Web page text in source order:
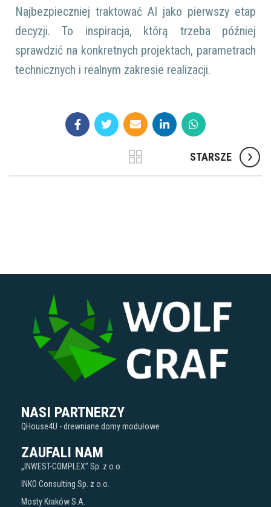
Najbezpieczniej traktować AI jako pierwszy etap
decyzji. To inspiracja, którą trzeba później
sprawdzić na konkretnych projektach, parametrach
technicznych i realnym zakresie realizacji.
STARSZE
NASI PARTNERZY
QHouse4U - drewniane domy modułowe
ZAUFALI NAM
„INWEST-COMPLEX” Sp. z o.o.
INKO Consulting Sp. z o.o.
Mosty Kraków S.A.